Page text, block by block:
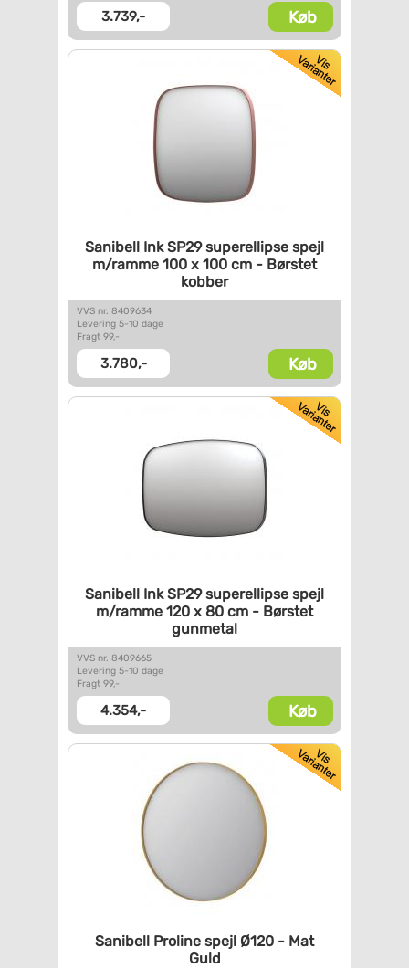
3.739,- Køb
Sanibell Ink SP29 superellipse spejl
m/ramme 100 x 100 cm - Børstet
kobber
VVS nr. 8409634
Levering 5-10 dage
Fragt 99,-
3.780,- Køb
Sanibell Ink SP29 superellipse spejl
m/ramme 120 x 80 cm - Børstet
gunmetal
VVS nr. 8409665
Levering 5-10 dage
Fragt 99,-
4.354,- Køb
Sanibell Proline spejl Ø120 - Mat
Guld